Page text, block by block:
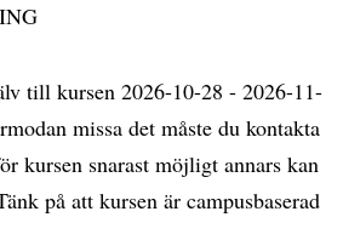
till kursen 2026-10-28 - 2026-11-
missa det måste du kontakta
kursen snarast möjligt annars kan
på att kursen är campusbaserad